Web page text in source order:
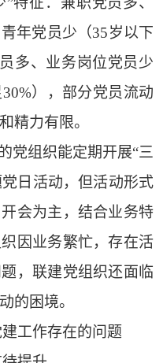
年党员少（35岁以下
多、业务岗位党员少
），部分党员流动
精力有限。
党组织能定期开展“三
日活动，但活动形式
会为主，结合业务特
因业务繁忙，存在活
，联建党组织还面临
的困境。
工作存在的问题